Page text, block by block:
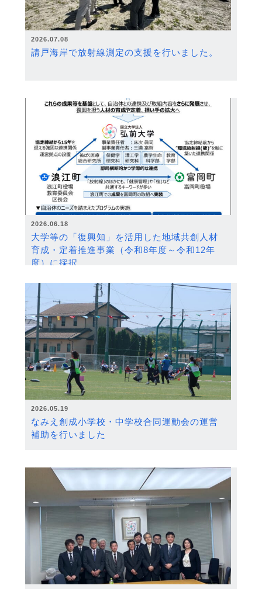
2026.07.08
請戸海岸で放射線測定の支援を行いました。
2026.06.18
大学等の「復興知」を活用した地域共創人材
育成・定着推進事業（令和8年度～令和12年
度）に採択
2026.05.19
なみえ創成小学校・中学校合同運動会の運営
補助を行いました